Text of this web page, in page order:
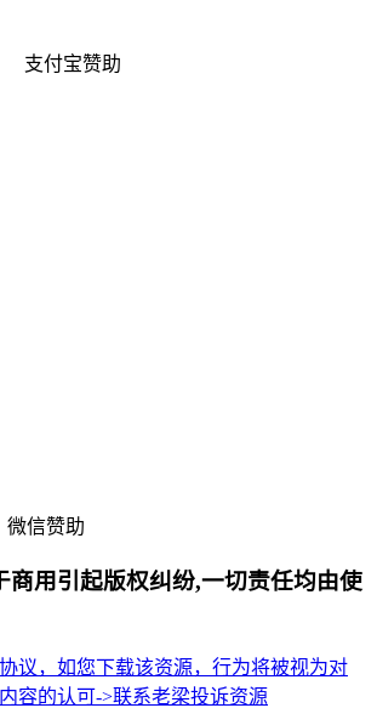
支付宝赞助
微信赞助
商用引起版权纠纷,一切责任均由使
议，如您下载该资源，行为将被视为对
容的认可->联系老梁投诉资源